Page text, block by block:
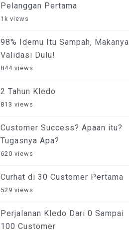
Pelanggan Pertama
1k views
98% Idemu Itu Sampah, Makanya
Validasi Dulu!
844 views
2 Tahun Kledo
813 views
Customer Success? Apaan itu?
Tugasnya Apa?
620 views
Curhat di 30 Customer Pertama
529 views
Perjalanan Kledo Dari 0 Sampai
100 Customer